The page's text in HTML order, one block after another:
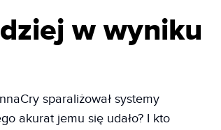
w wyniku
sparaliżował systemy
akurat jemu się udało? I kto